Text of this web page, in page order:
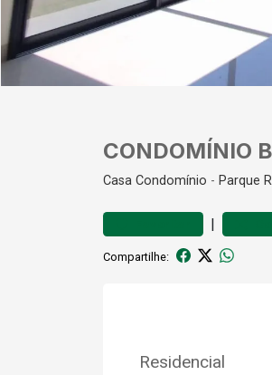
CONDOMÍNIO
Casa Condomínio - Parque
|
Compartilhe:
Residencial